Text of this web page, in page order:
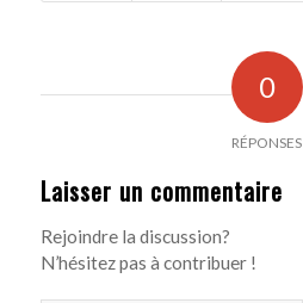
0
RÉPONSES
Laisser un commentaire
Rejoindre la discussion?
N’hésitez pas à contribuer !